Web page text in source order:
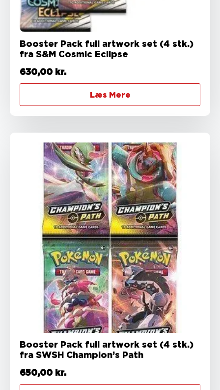
Booster Pack full artwork set (4 stk.)
fra S&M Cosmic Eclipse
630,00 kr.
Læs Mere
Booster Pack full artwork set (4 stk.)
fra SWSH Champion’s Path
650,00 kr.